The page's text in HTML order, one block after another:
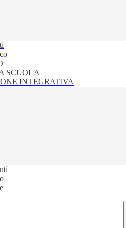
SCUOLA
INTEGRATIVA